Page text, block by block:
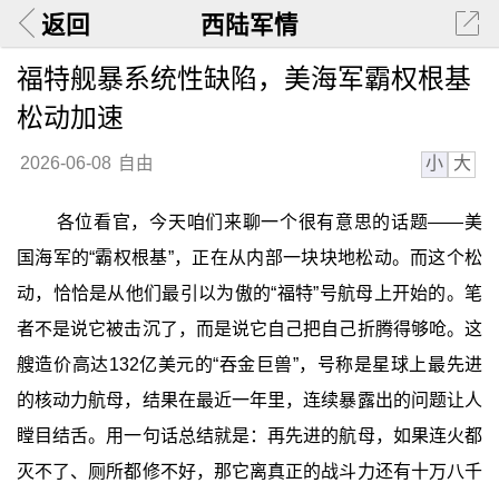
返回 西陆军情
福特舰暴系统性缺陷，美海军霸权根基
松动加速
2026-06-08 自由 小 大
各位看官，今天咱们来聊一个很有意思的话题——美
国海军的“霸权根基”，正在从内部一块块地松动。而这个松
动，恰恰是从他们最引以为傲的“福特”号航母上开始的。笔
者不是说它被击沉了，而是说它自己把自己折腾得够呛。这
艘造价高达132亿美元的“吞金巨兽”，号称是星球上最先进
的核动力航母，结果在最近一年里，连续暴露出的问题让人
瞠目结舌。用一句话总结就是：再先进的航母，如果连火都
灭不了、厕所都修不好，那它离真正的战斗力还有十万八千